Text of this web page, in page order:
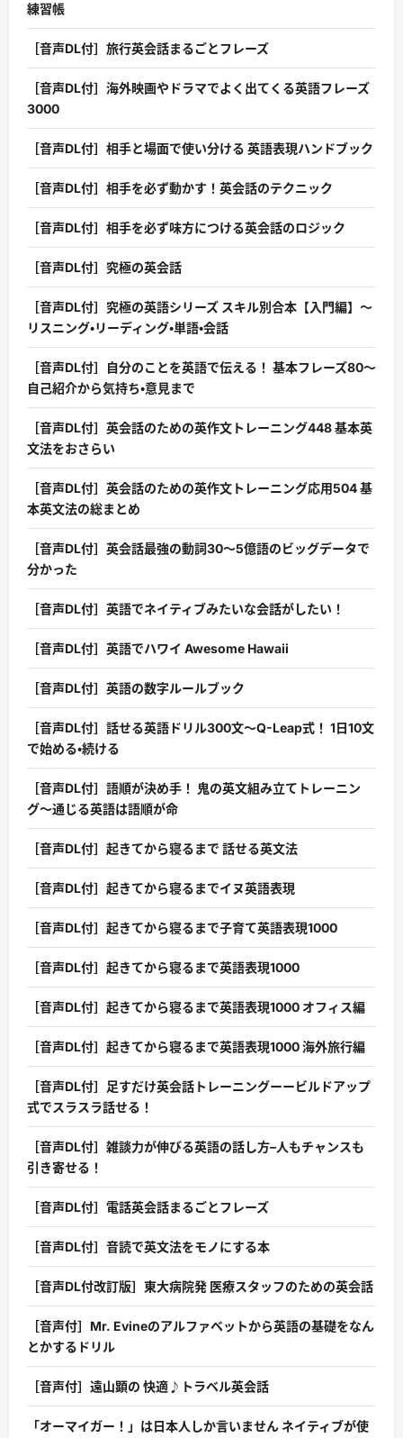
練習帳
［音声DL付］旅行英会話まるごとフレーズ
［音声DL付］海外映画やドラマでよく出てくる英語フレーズ
3000
［音声DL付］相手と場面で使い分ける 英語表現ハンドブック
［音声DL付］相手を必ず動かす！英会話のテクニック
［音声DL付］相手を必ず味方につける英会話のロジック
［音声DL付］究極の英会話
［音声DL付］究極の英語シリーズ スキル別合本【入門編】〜
リスニング・リーディング・単語・会話
［音声DL付］自分のことを英語で伝える！ 基本フレーズ80〜
自己紹介から気持ち・意見まで
［音声DL付］英会話のための英作文トレーニング448 基本英
文法をおさらい
［音声DL付］英会話のための英作文トレーニング応用504 基
本英文法の総まとめ
［音声DL付］英会話最強の動詞30〜5億語のビッグデータで
分かった
［音声DL付］英語でネイティブみたいな会話がしたい！
［音声DL付］英語でハワイ Awesome Hawaii
［音声DL付］英語の数字ルールブック
［音声DL付］話せる英語ドリル300文〜Q-Leap式！ 1日10文
で始める・続ける
［音声DL付］語順が決め手！ 鬼の英文組み立てトレーニン
グ〜通じる英語は語順が命
［音声DL付］起きてから寝るまで 話せる英文法
［音声DL付］起きてから寝るまでイヌ英語表現
［音声DL付］起きてから寝るまで子育て英語表現1000
［音声DL付］起きてから寝るまで英語表現1000
［音声DL付］起きてから寝るまで英語表現1000 オフィス編
［音声DL付］起きてから寝るまで英語表現1000 海外旅行編
［音声DL付］足すだけ英会話トレーニングーービルドアップ
式でスラスラ話せる！
［音声DL付］雑談力が伸びる英語の話し方–人もチャンスも
引き寄せる！
［音声DL付］電話英会話まるごとフレーズ
［音声DL付］音読で英文法をモノにする本
［音声DL付改訂版］東大病院発 医療スタッフのための英会話
［音声付］Mr. Evineのアルファベットから英語の基礎をなん
とかするドリル
［音声付］遠山顕の 快適♪トラベル英会話
「オーマイガー！」は日本人しか言いません ネイティブが使